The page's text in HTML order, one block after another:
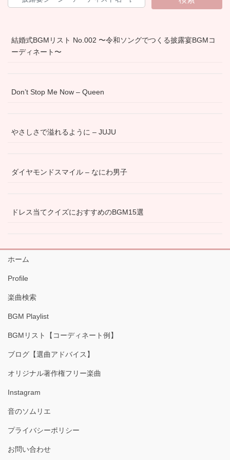
結婚式BGMリスト No.002 〜令和ソングでつくる披露宴BGMコ
ーディネート〜
Don’t Stop Me Now – Queen
やさしさで溢れるように – JUJU
ダイヤモンドスマイル – なにわ男子
ドレス当てクイズにおすすめのBGM15選
ホーム
Profile
楽曲検索
BGM Playlist
BGMリスト【コーディネート例】
ブログ【選曲アドバイス】
オリジナル著作権フリー楽曲
Instagram
音のソムリエ
プライバシーポリシー
お問い合わせ